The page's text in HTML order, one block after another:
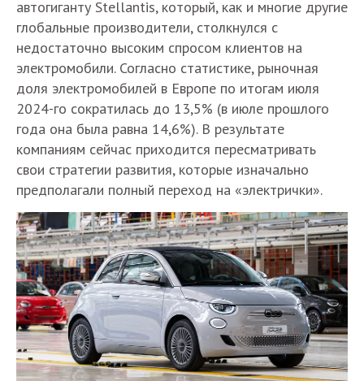
автогиганту Stellantis, который, как и многие другие
глобальные производители, столкнулся с
недостаточно высоким спросом клиентов на
электромобили. Согласно статистике, рыночная
доля электромобилей в Европе по итогам июля
2024-го сократилась до 13,5% (в июле прошлого
года она была равна 14,6%). В результате
компаниям сейчас приходится пересматривать
свои стратегии развития, которые изначально
предполагали полный переход на «электрички».